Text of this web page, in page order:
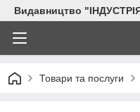
Видавництво
Товари та послуги